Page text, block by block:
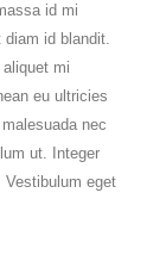
id mi
diam id blandit.
mi
eu ultricies
nec
ut. Integer
eget